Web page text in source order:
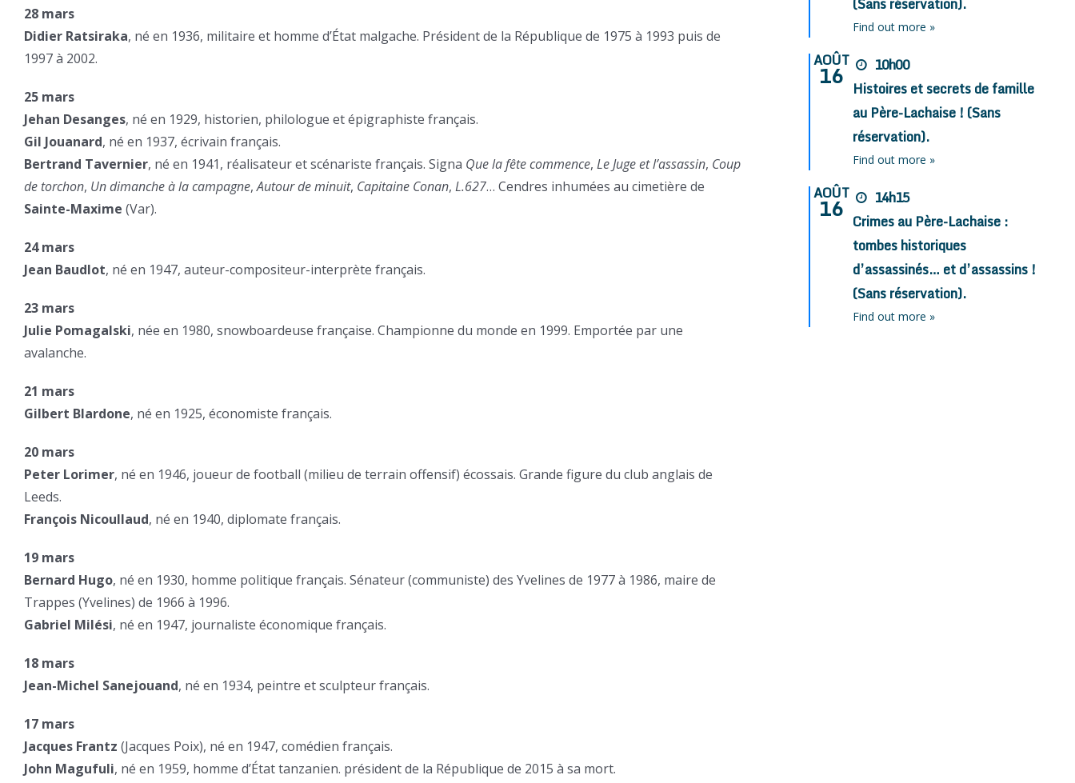
28 mars
Didier Ratsiraka, né en 1936, militaire et homme d’État malgache. Président de la République de 1975 à 1993 puis de
1997 à 2002.
25 mars
Jehan Desanges, né en 1929, historien, philologue et épigraphiste français.
Gil Jouanard, né en 1937, écrivain français.
Bertrand Tavernier, né en 1941, réalisateur et scénariste français. Signa Que la fête commence, Le Juge et l’assassin, Coup
de torchon, Un dimanche à la campagne,Autour de minuit, Capitaine Conan, L.627… Cendres inhumées au cimetière de
Sainte-Maxime (Var).
24 mars
Jean Baudlot, né en 1947, auteur-compositeur-interprète français.
23 mars
Julie Pomagalski, née en 1980, snowboardeuse française. Championne du monde en 1999. Emportée par une
avalanche.
21 mars
Gilbert Blardone, né en 1925, économiste français.
20 mars
Peter Lorimer, né en 1946, joueur de football (milieu de terrain offensif) écossais. Grande figure du club anglais de
Leeds.
François Nicoullaud, né en 1940, diplomate français.
19 mars
Bernard Hugo, né en 1930, homme politique français. Sénateur (communiste) des Yvelines de 1977 à 1986, maire de
Trappes (Yvelines) de 1966 à 1996.
Gabriel Milési, né en 1947, journaliste économique français.
18 mars
Jean-Michel Sanejouand, né en 1934, peintre et sculpteur français.
17 mars
Jacques Frantz (Jacques Poix), né en 1947, comédien français.
John Magufuli, né en 1959, homme d’État tanzanien. président de la République de 2015 à sa mort.
Find out more »
AOÛT
16
10h00
Histoires et secrets de famille
au Père-Lachaise ! (Sans
réservation).
Find out more »
AOÛT
16
14h15
Crimes au Père-Lachaise :
tombes historiques
d’assassinés… et d’assassins !
(Sans réservation).
Find out more »